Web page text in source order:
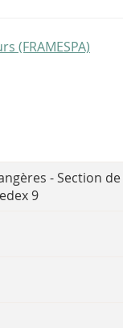
(FRAMESPA)
- Section
9